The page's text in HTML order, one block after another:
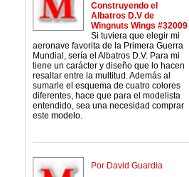
Construyendo el
Albatros D.V de
Wingnuts Wings #32009
Si tuviera que elegir mi
aeronave favorita de la Primera Guerra
Mundial, sería el Albatros D.V. Para mi
tiene un carácter y diseño que lo hacen
resaltar entre la multitud. Además al
sumarle el esquema de cuatro colores
diferentes, hace que para el modelista
entendido, sea una necesidad comprar
este modelo.
Por David Guardia